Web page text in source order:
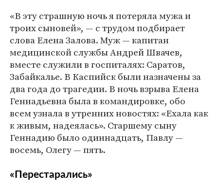
«В эту страшную ночь я потеряла мужа и
троих сыновей», — с трудом подбирает
слова Елена Залова. Муж — капитан
медицинской службы Андрей Швачев,
вместе служили в госпиталях: Саратов,
Забайкалье. В Каспийск были назначены за
два года до трагедии. В ночь взрыва Елена
Геннадьевна была в командировке, обо
всем узнала в утренних новостях: «Ехала как
к живым, надеялась». Старшему сыну
Геннадию было одиннадцать, Павлу —
восемь, Олегу — пять.
«Перестарались»